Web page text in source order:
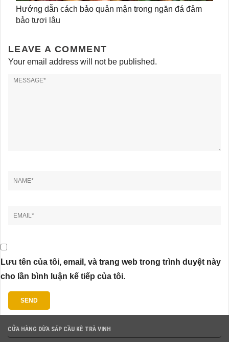
Hướng dẫn cách bảo quản mận trong ngăn đá đảm
bảo tươi lâu
LEAVE A COMMENT
Your email address will not be published.
Lưu tên của tôi, email, và trang web trong trình duyệt này
cho lần bình luận kế tiếp của tôi.
CỬA HÀNG DỪA SÁP CẦU KÈ TRÀ VINH